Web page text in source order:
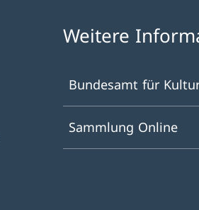
Weitere
Bundesamt für
Sammlung Online